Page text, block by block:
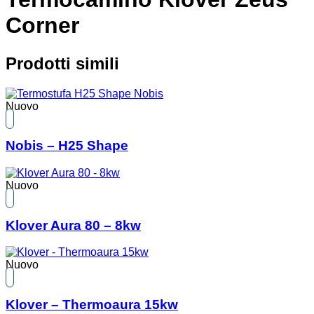
Corner
Prodotti simili
Nuovo
Nobis – H25 Shape
Nuovo
Klover Aura 80 – 8kw
Nuovo
Klover – Thermoaura 15kw